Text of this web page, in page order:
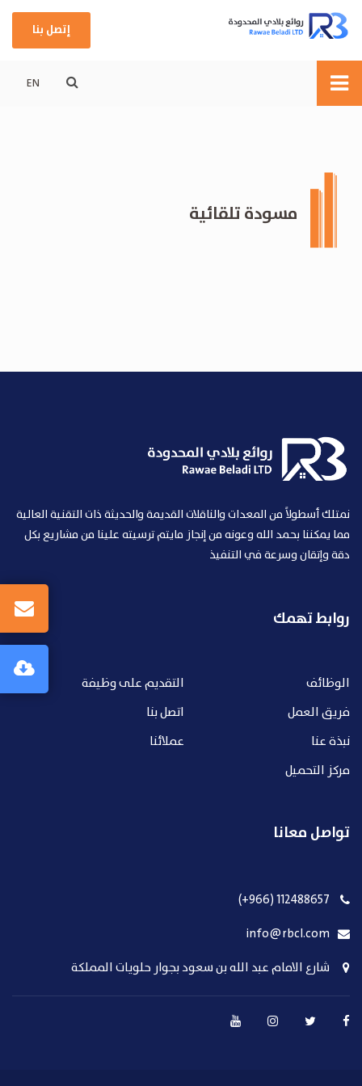
إتصل بنا
EN
مسودة تلقائية
نمتلك أسطولاً من المعدات والناقلات القديمة والحديثة ذات التقنية العالية
مما يمكننا بحمد الله وعونه من إنجاز مايتم ترسيته علينا من مشاريع بكل
دقة وإتقان وسرعة في التنفيذ
روابط تهمك
الوظائف
التقديم على وظيفة
فريق العمل
اتصل بنا
نبذة عنا
عملائنا
مركز التحميل
تواصل معانا
112488657 (966+)
info@rbcl.com
شارع الامام عبد الله بن سعود بجوار حلويات المملكة